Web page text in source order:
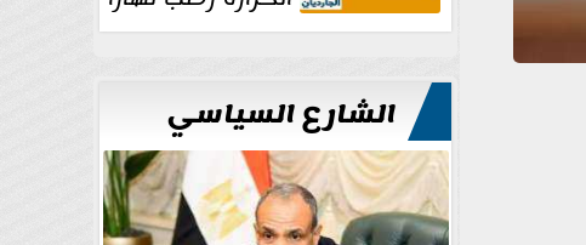
مائل للحرارة رطب
الشارع السياسي